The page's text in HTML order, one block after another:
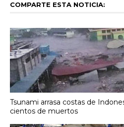
COMPARTE ESTA NOTICIA:
Tsunami arrasa costas de
cientos de muertos